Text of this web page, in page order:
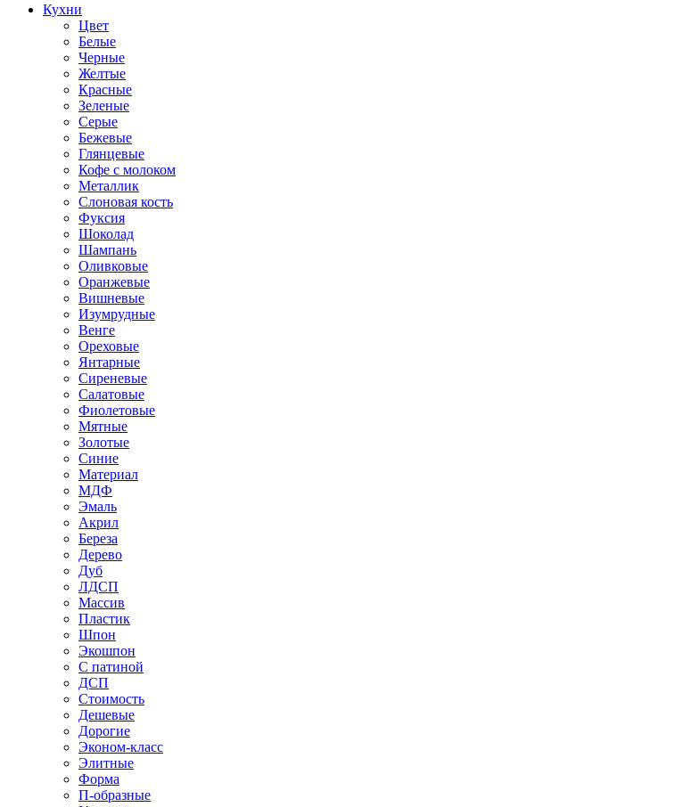
Кухни
Цвет
Белые
Черные
Желтые
Красные
Зеленые
Серые
Бежевые
Глянцевые
Кофе с молоком
Металлик
Слоновая кость
Фуксия
Шоколад
Шампань
Оливковые
Оранжевые
Вишневые
Изумрудные
Венге
Ореховые
Янтарные
Сиреневые
Салатовые
Фиолетовые
Мятные
Золотые
Синие
Материал
МДФ
Эмаль
Акрил
Береза
Дерево
Дуб
ЛДСП
Массив
Пластик
Шпон
Экошпон
С патиной
ДСП
Стоимость
Дешевые
Дорогие
Эконом-класс
Элитные
Форма
П-образные